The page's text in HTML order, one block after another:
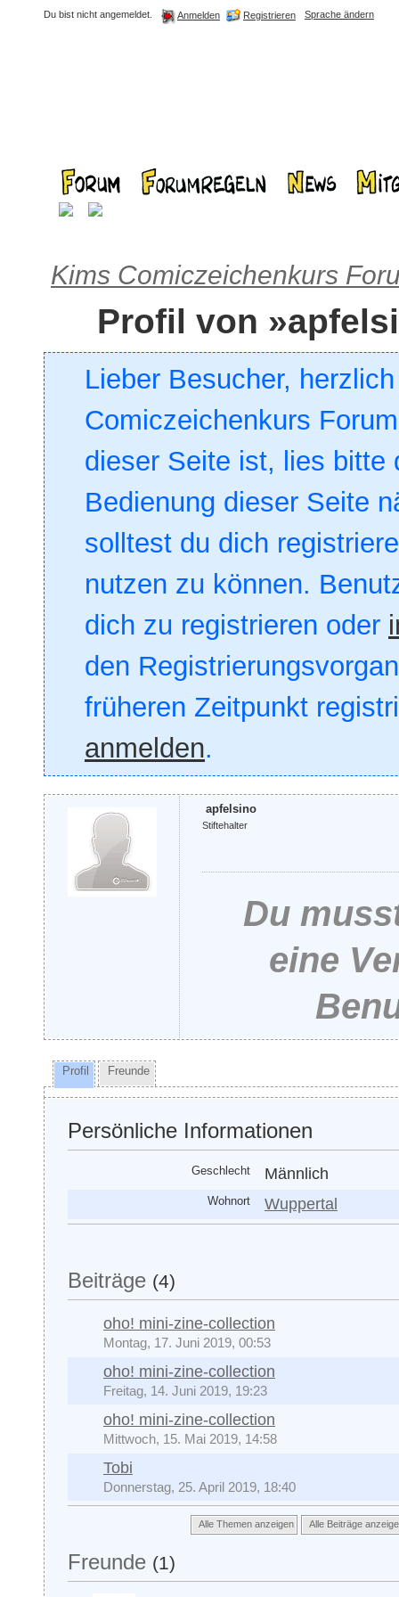
Du bist nicht angemeldet. Anmelden Registrieren Sprache ändern
Kims Comiczeichenkurs
Profil von
Lieber Besucher,
Comiczeichenkurs
dieser Seite ist, lies bitte
Bedienung dieser Seite
solltest du dich
nutzen zu können.
dich zu registrieren oder
den
früheren Zeitpunkt
anmelden.
apfelsino
Stiftehalter
Du
eine
Profil Freunde
Persönliche Informationen
Geschlecht Männlich
Wohnort Wuppertal
Beiträge (4)
oho! mini-zine-collection
Montag, 17. Juni 2019, 00:53
oho! mini-zine-collection
Freitag, 14. Juni 2019, 19:23
oho! mini-zine-collection
Mittwoch, 15. Mai 2019, 14:58
Tobi
Donnerstag, 25. April 2019, 18:40
Alle Beiträge
Alle Themen anzeigen
Freunde (1)